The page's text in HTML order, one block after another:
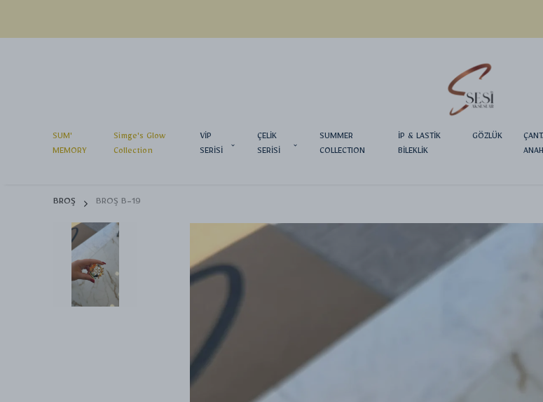
SUM'
MEMORY
Simge's Glow
Collection
VİP
SERİSİ
ÇELİK
SERİSİ
SUMMER
COLLECTION
İP & LASTİK
BİLEKLİK
GÖZLÜK
BROŞ BROŞ B-19